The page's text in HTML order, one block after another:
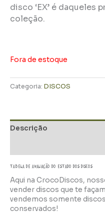
disco ‘EX’ é daqueles
coleção.
Fora de estoque
Categoria: DISCOS
Descrição
TABELA DE AVALIAÇÃo do estado dos discos
Aqui na CrocoDiscos,
vender discos que te
vendemos somente
conservados!